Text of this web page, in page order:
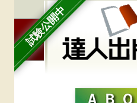
試験公開中